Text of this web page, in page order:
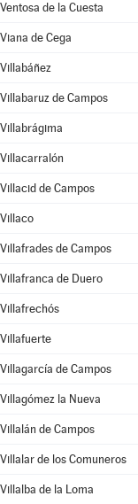
Ventosa de la Cuesta
Viana de Cega
Villabáñez
Villabaruz de Campos
Villabrágima
Villacarralón
Villacid de Campos
Villaco
Villafrades de Campos
Villafranca de Duero
Villafrechós
Villafuerte
Villagarcía de Campos
Villagómez la Nueva
Villalán de Campos
Villalar de los Comuneros
Villalba de la Loma